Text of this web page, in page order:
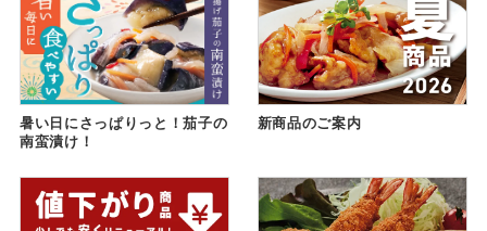
暑い日にさっぱりっと！茄子の
南蛮漬け！
新商品のご案内